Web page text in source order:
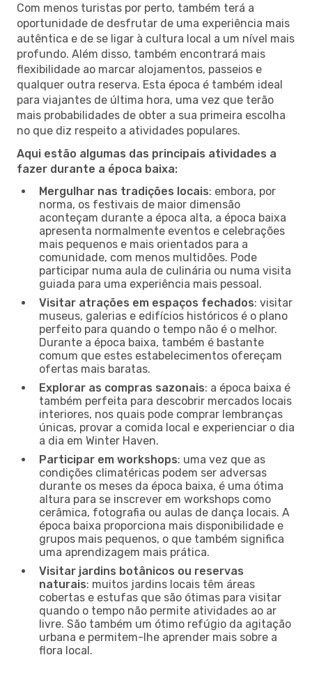
Com menos turistas por perto, também terá a
oportunidade de desfrutar de uma experiência mais
autêntica e de se ligar à cultura local a um nível mais
profundo. Além disso, também encontrará mais
flexibilidade ao marcar alojamentos, passeios e
qualquer outra reserva. Esta época é também ideal
para viajantes de última hora, uma vez que terão
mais probabilidades de obter a sua primeira escolha
no que diz respeito a atividades populares.
Aqui estão algumas das principais atividades a
fazer durante a época baixa:
Mergulhar nas tradições locais: embora, por
norma, os festivais de maior dimensão
aconteçam durante a época alta, a época baixa
apresenta normalmente eventos e celebrações
mais pequenos e mais orientados para a
comunidade, com menos multidões. Pode
participar numa aula de culinária ou numa visita
guiada para uma experiência mais pessoal.
Visitar atrações em espaços fechados: visitar
museus, galerias e edifícios históricos é o plano
perfeito para quando o tempo não é o melhor.
Durante a época baixa, também é bastante
comum que estes estabelecimentos ofereçam
ofertas mais baratas.
Explorar as compras sazonais: a época baixa é
também perfeita para descobrir mercados locais
interiores, nos quais pode comprar lembranças
únicas, provar a comida local e experienciar o dia
a dia em Winter Haven.
Participar em workshops: uma vez que as
condições climatéricas podem ser adversas
durante os meses da época baixa, é uma ótima
altura para se inscrever em workshops como
cerâmica, fotografia ou aulas de dança locais. A
época baixa proporciona mais disponibilidade e
grupos mais pequenos, o que também significa
uma aprendizagem mais prática.
Visitar jardins botânicos ou reservas
naturais: muitos jardins locais têm áreas
cobertas e estufas que são ótimas para visitar
quando o tempo não permite atividades ao ar
livre. São também um ótimo refúgio da agitação
urbana e permitem-lhe aprender mais sobre a
flora local.